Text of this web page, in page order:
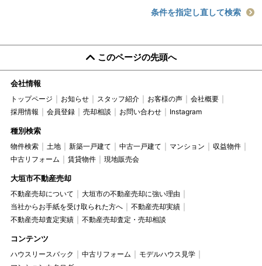
条件を指定し直して検索
このページの先頭へ
会社情報
トップページ お知らせ スタッフ紹介 お客様の声
会社概要
採用情報
会員登録 売却相談 お問い合わせ Instagram
種別検索
物件検索 土地 新築一戸建て 中古一戸建て マンション
収益物件
中古リフォーム
賃貸物件 現地販売会
大垣市不動産売却
不動産売却について
大垣市の不動産売却に強い理由
当社からお手紙を受け取られた方へ
不動産売却実績
不動産売却査定実績
不動産売却査定・売却相談
コンテンツ
ハウスリースバック 中古リフォーム
モデルハウス見学